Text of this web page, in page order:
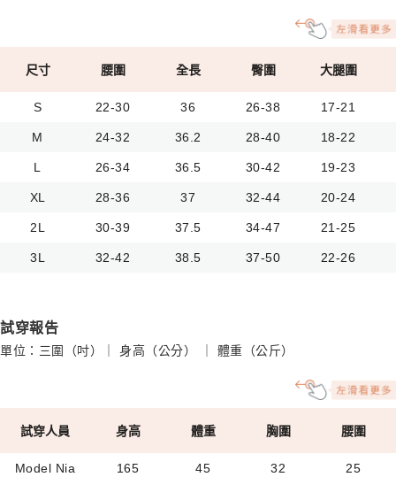
尺寸 腰圍 全長 臀圍 大腿圍
S 22-30 36 26-38 17-21
M 24-32 36.2 28-40 18-22
L 26-34 36.5 30-42 19-23
XL 28-36 37 32-44 20-24
2L 30-39 37.5 34-47 21-25
3L 32-42 38.5 37-50 22-26
試穿報告
單位：三圍（吋）｜ 身高（公分） ｜ 體重（公斤）
試穿人員 身高 體重 胸圍 腰圍
Model Nia 165 45 32 25